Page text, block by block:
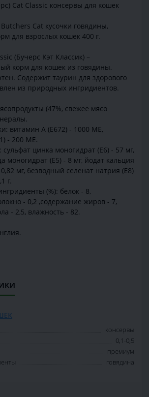
Cat Classic консервы для кошек
Cat кусочки говядины,
для взрослых кошек 400 г.
(Бучерс Кэт Классик) –
корм для кошек из говядины.
Содержит таурин для здорового
из природных ингридиентов.
(47%, свежее мясо
витамин А (E672) - 1000 МЕ,
- 200 МЕ.
цинка моногидрат (E6) - 57 мг,
моногидрат (E5) - 8 мг, йодат кальция
мг, безводный селенат натрия (E8)
г.
(%): белок - 8,
- 0,2 ,содержание жиров - 7,
- 2,5, влажность - 82.
консервы
0,1-0,5
премиум
говядина